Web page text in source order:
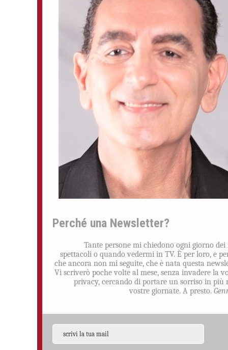
Perché una Newsletter?
Tante persone mi chiedono ogni giorno dei
spettacoli o quando vedermi in TV. È per loro, e
che ancora non mi seguite, che è nata questa
Vi scriverò poche volte al mese, senza invadere la
privacy, cercando di portare un sorriso in più
vostre giornate. A presto.